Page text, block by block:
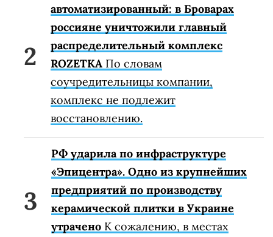
автоматизированный: в Броварах
россияне уничтожили главный
распределительный комплекс
ROZETKA По словам
соучредительницы компании,
комплекс не подлежит
восстановлению.
РФ ударила по инфраструктуре
«Эпицентра». Одно из крупнейших
предприятий по производству
керамической плитки в Украине
утрачено К сожалению, в местах